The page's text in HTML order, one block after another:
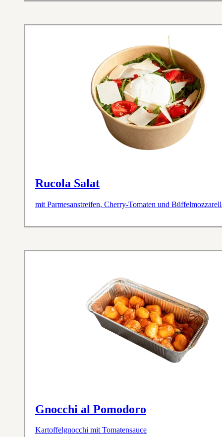
Rucola Salat
mit Parmesanstreifen, Cherry-Tomaten und
Gnocchi al Pomodoro
Kartoffelgnocchi mit Tomatensauce